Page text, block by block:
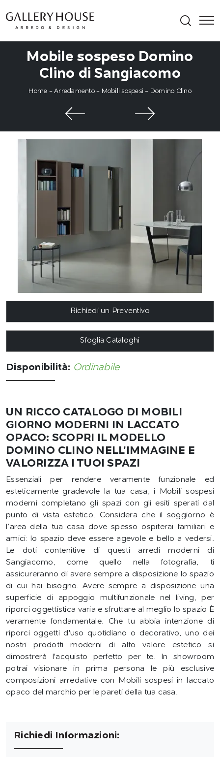
Mobile sospeso Domino
Clino di Sangiacomo
Home - Arredamento- Mobili sospesi - Domino Clino
Richiedi un Preventivo
Sfoglia Cataloghi
Disponibilità: Ordinabile
UN RICCO CATALOGO DI MOBILI
GIORNO MODERNI IN LACCATO
OPACO: SCOPRI IL MODELLO
DOMINO CLINO NELL'IMMAGINE E
VALORIZZA I TUOI SPAZI
Essenziali per rendere veramente funzionale ed
esteticamente gradevole la tua casa, i Mobili sospesi
moderni completano gli spazi con gli esiti sperati dal
punto di vista estetico. Considera che il soggiorno è
l’area della tua casa dove spesso ospiterai familiari e
amici: lo spazio deve essere agevole e bello a vedersi.
Le doti contenitive di questi arredi moderni di
Sangiacomo, come quello nella fotografia, ti
assicureranno di avere sempre a disposizione lo spazio
di cui hai bisogno. Avere sempre a disposizione una
superficie di appoggio multifunzionale nel living, per
riporci oggettistica varia e sfruttare al meglio lo spazio È
veramente fondamentale. Che tu abbia intenzione di
riporci oggetti d'uso quotidiano o decorativo, uno dei
nostri prodotti moderni di alto valore estetico si
dimostrerà l'acquisto perfetto per te. In showroom
potrai visionare in prima persona le più esclusive
composizioni arredative con Mobili sospesi in laccato
opaco del marchio per le pareti della tua casa.
Richiedi Informazioni: